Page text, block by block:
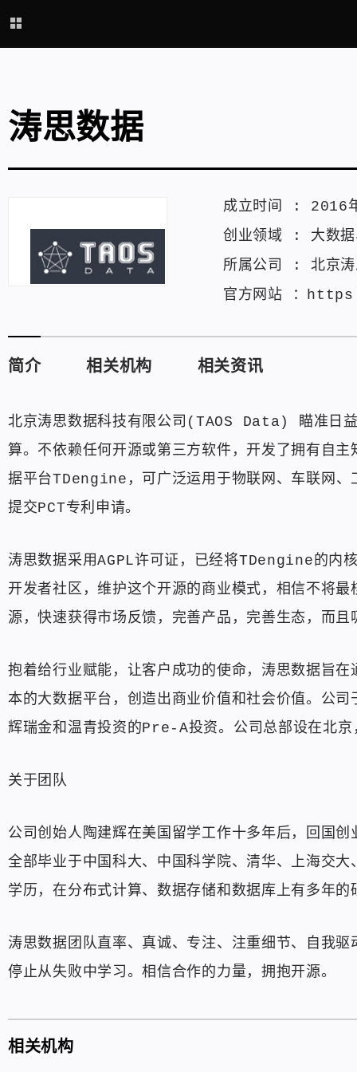
涛思数据
成立时间 : 2016
创业领域 : 大数据
所属公司 : 北京
官方网站 ：
简介 相关机构 相关资讯
北京涛思数据科技有限公司(TAOS Data) 瞄准日益
算。不依赖任何开源或第三方软件，开发了拥有自
据平台TDengine，可广泛运用于物联网、车联网
提交PCT专利申请。
涛思数据采用AGPL许可证，已经将TDengine的内
开发者社区，维护这个开源的商业模式，相信不将
源，快速获得市场反馈，完善产品，完善生态，而
抱着给行业赋能，让客户成功的使命，涛思数据旨
本的大数据平台，创造出商业价值和社会价值。公
辉瑞金和温青投资的Pre-A投资。公司总部设在北
关于团队
公司创始人陶建辉在美国留学工作十多年后，回国
全部毕业于中国科大、中国科学院、清华、上海交
学历，在分布式计算、数据存储和数据库上有多年的
涛思数据团队直率、真诚、专注、注重细节、自我
停止从失败中学习。相信合作的力量，拥抱开源。
相关机构